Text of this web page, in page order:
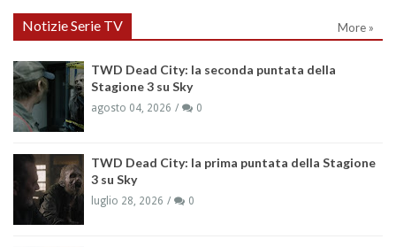
Notizie Serie TV More »
TWD Dead City: la seconda puntata della
Stagione 3 su Sky
agosto 04, 2026 0
TWD Dead City: la prima puntata della Stagione
3 su Sky
luglio 28, 2026 0